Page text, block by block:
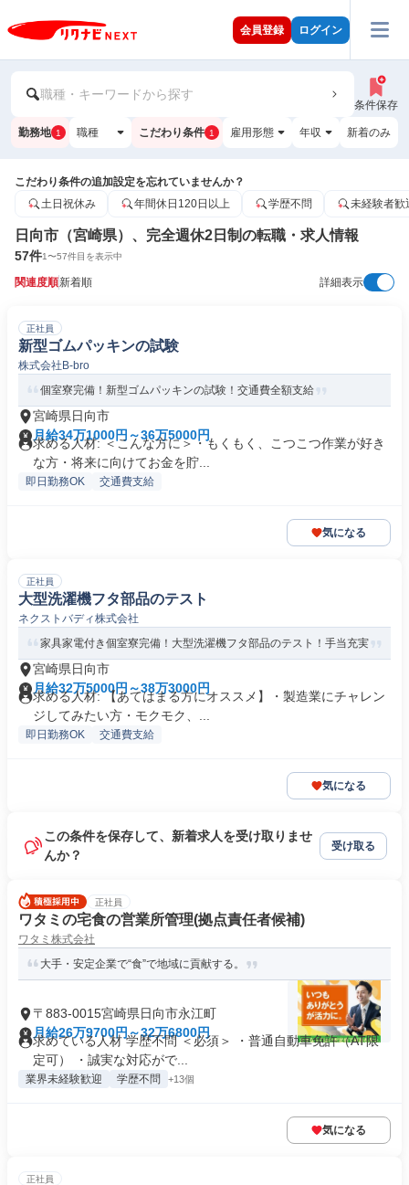
会員登録 ログイン
職種・キーワードから探す
条件保存
勤務地 1 職種 こだわり条件 1 雇用形態 年収 新着のみ
こだわり条件の追加設定を忘れていませんか？
土日祝休み
年間休日120日以上 学歴不問 未経験者歓
日向市（宮崎県）、完全週休2日制の転職・求人情報
57件1〜57件目を表示中
関連度順新着順 詳細表示
正社員
新型ゴムパッキンの試験
株式会社B-bro
個室寮完備！新型ゴムパッキンの試験！交通費全額支給
宮崎県日向市
月給34万1000円～36万5000円
求める人材: ＜こんな方に＞・もくもく、こつこつ作業が好き
な方・将来に向けてお金を貯...
即日勤務OK 交通費支給
気になる
正社員
大型洗濯機フタ部品のテスト
ネクストバディ株式会社
家具家電付き個室寮完備！大型洗濯機フタ部品のテスト！手当充実
宮崎県日向市
月給32万5000円～38万3000円
求める人材: 【あてはまる方にオススメ】・製造業にチャレン
ジしてみたい方・モクモク、...
即日勤務OK 交通費支給
気になる
この条件を保存して、新着求人を受け取りませ
んか？
受け取る
正社員
ワタミの宅食の営業所管理(拠点責任者候補)
ワタミ株式会社
大手・安定企業で“食”で地域に貢献する。
〒883-0015宮崎県日向市永江町
月給26万9700円～32万6800円
求めている人材 学歴不問 ＜必須＞ ・普通自動車免許（AT限
定可） ・誠実な対応がで...
業界未経験歓迎 学歴不問 +13個
気になる
正社員